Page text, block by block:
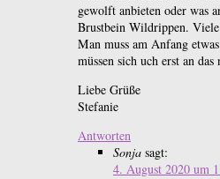
gewolft anbieten oder was
Brustbein Wildrippen.
Man muss am Anfang
müssen sich uch erst an
Liebe Grüße
Stefanie
Antworten
Sonja sagt:
4. August 2020 um